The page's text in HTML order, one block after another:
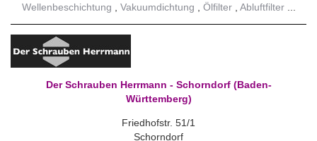
Wellenbeschichtung
Vakuumdichtung Ölfilter Abluftfilter
Der Schrauben Herrmann - Schorndorf (Baden-
Württemberg)
Friedhofstr. 51/1
Schorndorf